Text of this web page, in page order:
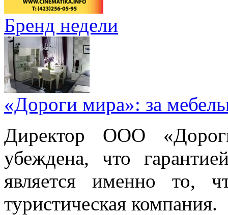
Бренд недели
«Дороги мира»: за
Директор ООО
убеждена, что
является именно то,
туристическая компания.